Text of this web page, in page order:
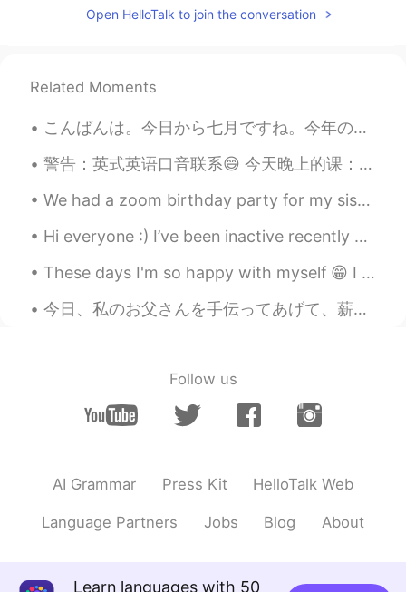
well.
EN
JP EN
前回 の 漢字の書き方を勉強してから2ヶ
前回、漢字の書き方を勉強してから2ヶ
月が経った。
今日は私の日本に最初の日について書
でもさ私は田舎の男 の子で、渋谷は
ても混んでいる。
混んでいる
ことに
たくさんのストレスに感じていた。
実は渋谷駅にどうやって出るのはわか
Open HelloTalk to join the conversation
Related Moments
こんばんは。今日から七月ですね。今年の夏休みはアメリカに帰れそうもないです。この代わりに、どこかのリゾート🏝で一週間のんびりしたいです。そのために、毎日残業しています。💪💦 ちなみに、今日は晩御...
警告：英式英语口音联系😄 今天晚上的课：'live' 的意思，发音，和区别。 1. Live (pr: liv) 短音 生活/住在 如：I live in China 2. Live (...
We had a zoom birthday party for my sister! 🎈🎉✨ Family is important 🥰 (I’m the girl drinking wi...
Hi everyone :) I’ve been inactive recently because I’ve been finishing a large project for my wor...
These days I'm so happy with myself 😁 I feel so cool, happy and confident 😎👊🏻 work hard, be confi...
今日、私のお父さんを手伝ってあげて、薪を85歳のお婆さんの家を連れて行った Today, I helped my dad out and we took this firewood to an ...
Follow us
AI Grammar Press Kit HelloTalk Web
Language Partners Jobs Blog About
Learn languages with 50